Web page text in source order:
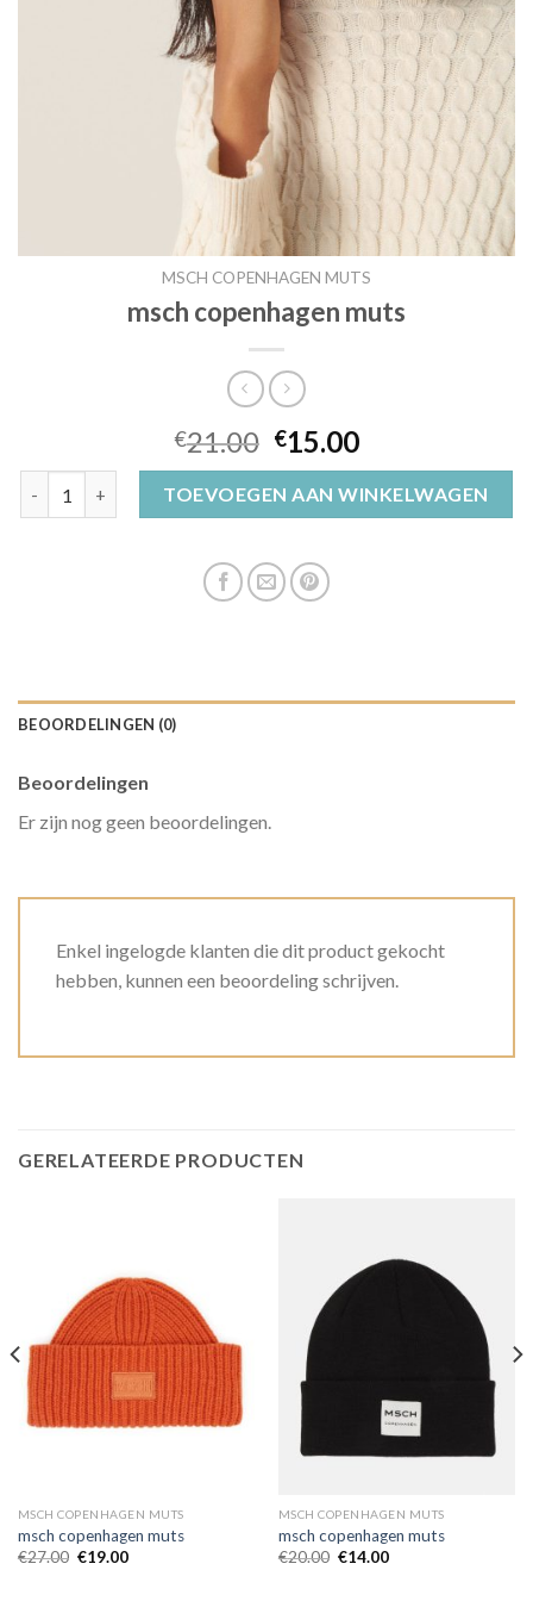
MSCH COPENHAGEN MUTS
msch copenhagen muts
€21.00 €15.00
TOEVOEGEN AAN WINKELWAGEN
BEOORDELINGEN (0)
Beoordelingen
Er zijn nog geen beoordelingen.
Enkel ingelogde klanten die dit product gekocht
hebben, kunnen een beoordeling schrijven.
GERELATEERDE PRODUCTEN
MSCH COPENHAGEN MUTS
msch copenhagen muts
€27.00 €19.00
MSCH COPENHAGEN MUTS
msch copenhagen muts
€20.00 €14.00